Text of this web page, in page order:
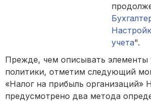
учета".
Прежде, чем описывать элементы
политики, отметим следующий
«Налог на прибыль организаций»
предусмотрено два метода